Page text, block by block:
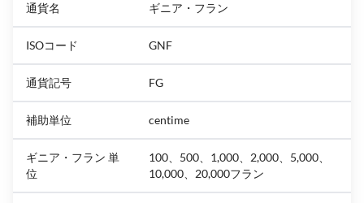
通貨名 ギニア・フラン
ISOコード GNF
通貨記号 FG
補助単位 centime
ギニア・フラン 単
位
100、500、1,000、2,000、5,000、
10,000、20,000フラン